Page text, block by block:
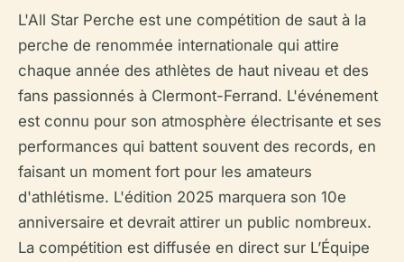
L'All Star Perche est une compétition de saut à la
perche de renommée internationale qui attire
chaque année des athlètes de haut niveau et des
fans passionnés à Clermont-Ferrand. L'événement
est connu pour son atmosphère électrisante et ses
performances qui battent souvent des records, en
faisant un moment fort pour les amateurs
d'athlétisme. L'édition 2025 marquera son 10e
anniversaire et devrait attirer un public nombreux.
La compétition est diffusée en direct sur L’Équipe